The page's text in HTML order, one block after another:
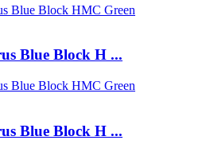
Blue Block H ...
Blue Block H ...